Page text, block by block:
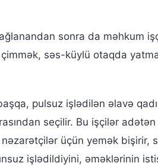
sonra da məhkum
çimmək, səs-küylü otaqda
pulsuz işlədilən əlavə
seçilir. Bu işçilər
üçün yemək bişirir,
işlədildiyini, əməklərinin